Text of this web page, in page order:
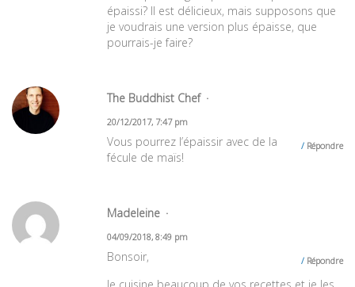
épaissi? Il est délicieux, mais supposons que
je voudrais une version plus épaisse, que
pourrais-je faire?
The Buddhist Chef
20/12/2017, 7:47 pm
Répondre
Vous pourrez l’épaissir avec de la
fécule de maïs!
Madeleine
04/09/2018, 8:49 pm
Répondre
Bonsoir,